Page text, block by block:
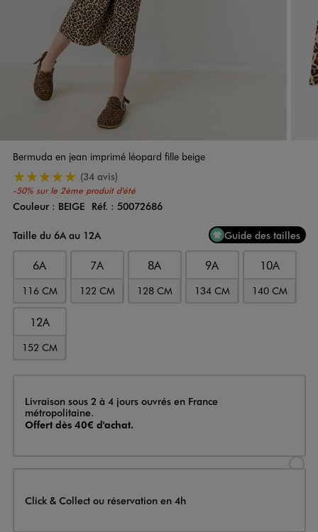
Bermuda en jean imprimé léopard fille beige
-50% sur le 2ème produit d'été
5/5 de moyenne(34 avis)
Couleur
Couleur : BEIGE Réf. : 50072686
Taille du 6A au 12A
Guide des tailles
6A
116 CM
7A
122 CM
8A
128 CM
9A
134 CM
10A
140 CM
12A
152 CM
Livraison
Livraison sous 2 à 4 jours ouvrés en France
métropolitaine.
Offert dès 40€ d'achat.
Click & Collect ou réservation en 4h